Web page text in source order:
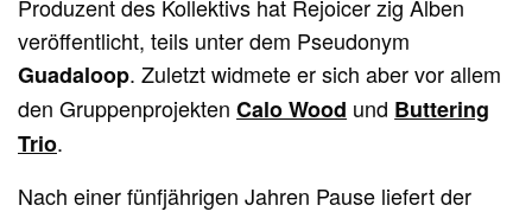
Produzent des Kollektivs hat Rejoicer zig Alben
veröffentlicht, teils unter dem Pseudonym
Guadaloop. Zuletzt widmete er sich aber vor allem
den GruppenprojektenCalo Wood und Buttering
Trio.
Nach einer fünfjährigen Jahren Pause liefert der